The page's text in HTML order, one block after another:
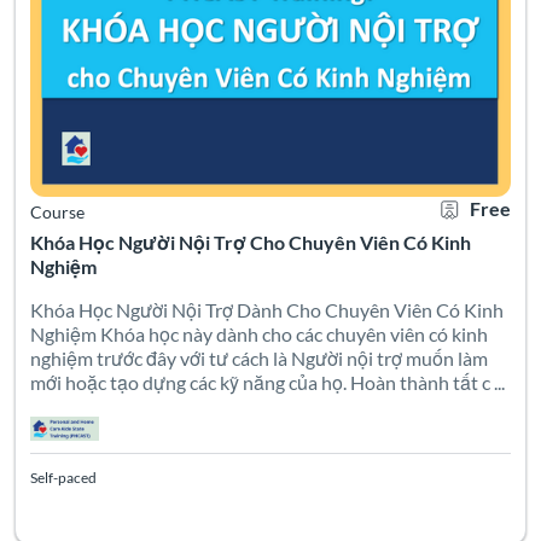
Khóa Học Người Nội Trợ Cho Chuyên Viên Có Kinh
Nghiệm
Course Free
Khóa Học Người Nội Trợ Dành Cho Chuyên Viên Có Kinh
Nghiệm Khóa học này dành cho các chuyên viên có kinh
nghiệm trước đây với tư cách là Người nội trợ muốn làm
mới hoặc tạo dựng các kỹ năng của họ. Hoàn thành tất c ...
Self-paced